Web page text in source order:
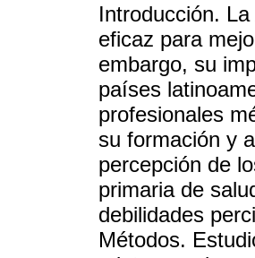
Introducción.
eficaz para
embargo, su
países
profesionales
su formación y
percepción de
primaria de
debilidades
Métodos.